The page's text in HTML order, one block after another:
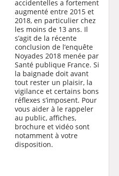
accidentelles a fortement
augmenté entre 2015 et
2018, en particulier chez
les moins de 13 ans. Il
s’agit de la récente
conclusion de l’enquête
Noyades 2018 menée par
Santé publique France. Si
la baignade doit avant
tout rester un plaisir, la
vigilance et certains bons
réflexes s’imposent. Pour
vous aider à le rappeler
au public, affiches,
brochure et vidéo sont
notamment à votre
disposition.